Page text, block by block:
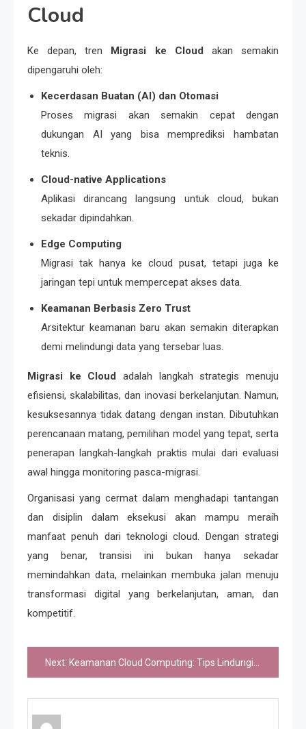
Cloud
Ke depan, tren Migrasi ke Cloud akan semakin
dipengaruhi oleh:
Kecerdasan Buatan (AI) dan Otomasi
Proses migrasi akan semakin cepat dengan
dukungan AI yang bisa memprediksi hambatan
teknis.
Cloud-native Applications
Aplikasi dirancang langsung untuk cloud, bukan
sekadar dipindahkan.
Edge Computing
Migrasi tak hanya ke cloud pusat, tetapi juga ke
jaringan tepi untuk mempercepat akses data.
Keamanan Berbasis Zero Trust
Arsitektur keamanan baru akan semakin diterapkan
demi melindungi data yang tersebar luas.
Migrasi ke Cloud adalah langkah strategis menuju
efisiensi, skalabilitas, dan inovasi berkelanjutan. Namun,
kesuksesannya tidak datang dengan instan. Dibutuhkan
perencanaan matang, pemilihan model yang tepat, serta
penerapan langkah-langkah praktis mulai dari evaluasi
awal hingga monitoring pasca-migrasi.
Organisasi yang cermat dalam menghadapi tantangan
dan disiplin dalam eksekusi akan mampu meraih
manfaat penuh dari teknologi cloud. Dengan strategi
yang benar, transisi ini bukan hanya sekadar
memindahkan data, melainkan membuka jalan menuju
transformasi digital yang berkelanjutan, aman, dan
kompetitif.
Navigasi
pos
Next: Keamanan Cloud Computing: Tips Lindungi Data Anda